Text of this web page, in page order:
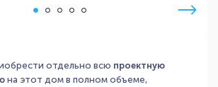
отдельно всю проектную
на этот дом в полном объеме,